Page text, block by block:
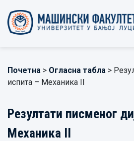
Почетна > Огласна табла >
испита – Механика II
Резултати писменог
Механика II